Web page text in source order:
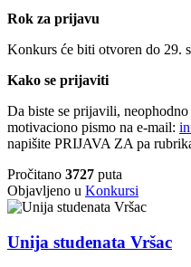
Rok za prijavu
Konkurs će biti otvoren do 29.
Kako se prijaviti
Da biste se prijavili,
motivaciono pismo na e-mail:
napišite PRIJAVA ZA pa
Pročitano 3727 puta
Objavljeno u Konkursi
Unija studenata Vršac